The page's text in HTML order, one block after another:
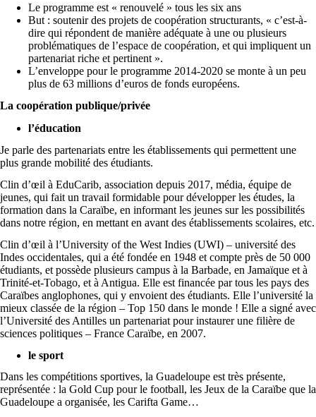
Le programme est « renouvelé » tous les six ans
But : soutenir des projets de coopération structurants, « c’est-à-
dire qui répondent de manière adéquate à une ou plusieurs
problématiques de l’espace de coopération, et qui impliquent un
partenariat riche et pertinent ».
L’enveloppe pour le programme 2014-2020 se monte à un peu
plus de 63 millions d’euros de fonds européens.
La coopération publique/privée
l’éducation
Je parle des partenariats entre les établissements qui permettent une
plus grande mobilité des étudiants.
Clin d’œil à EduCarib, association depuis 2017, média, équipe de
jeunes, qui fait un travail formidable pour développer les études, la
formation dans la Caraïbe, en informant les jeunes sur les possibilités
dans notre région, en mettant en avant des établissements scolaires, etc.
Clin d’œil à l’University of the West Indies (UWI) – université des
Indes occidentales, qui a été fondée en 1948 et compte près de 50 000
étudiants, et possède plusieurs campus à la Barbade, en Jamaïque et à
Trinité-et-Tobago, et à Antigua. Elle est financée par tous les pays des
Caraïbes anglophones, qui y envoient des étudiants. Elle l’université la
mieux classée de la région – Top 150 dans le monde ! Elle a signé avec
l’Université des Antilles un partenariat pour instaurer une filière de
sciences politiques – France Caraïbe, en 2007.
le sport
Dans les compétitions sportives, la Guadeloupe est très présente,
représentée : la Gold Cup pour le football, les Jeux de la Caraïbe que la
Guadeloupe a organisée, les Carifta Game…